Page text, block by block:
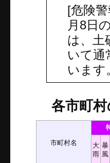
[危険
月8日
は、土
いて通
います
各市町
市町村名
大
雨
暴
風